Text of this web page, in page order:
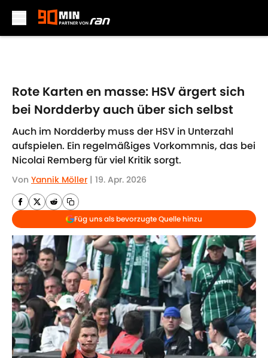
Rote Karten en masse: HSV ärgert sich
bei Nordderby auch über sich selbst
Auch im Nordderby muss der HSV in Unterzahl
aufspielen. Ein regelmäßiges Vorkommnis, das bei
Nicolai Remberg für viel Kritik sorgt.
Von Yannik Möller | 19. Apr. 2026
Füg uns als bevorzugte Quelle hinzu